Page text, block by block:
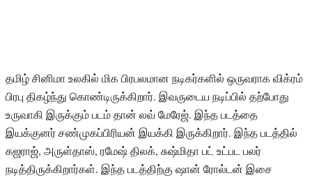
தமிழ் சினிமா உலகில் மிக பிரபலமான நடிகர்களில் ஒருவராக விக்ரம்
பிரபு திகழ்ந்து கொண்டிருக்கிறார். இவருடைய நடிப்பில் தற்போது
உருவாகி இருக்கும் படம் தான் லவ் மேரேஜ். இந்த படத்தை
இயக்குனர் சண்முகப்பிரியன் இயக்கி இருக்கிறார். இந்த படத்தில்
கஜராஜ், அருள்தாஸ், ரமேஷ் திலக், சுஷ்மிதா பட் உட்பட பலர்
நடித்திருக்கிறார்கள். இந்த படத்திற்கு ஷான் ரோல்டன் இசை